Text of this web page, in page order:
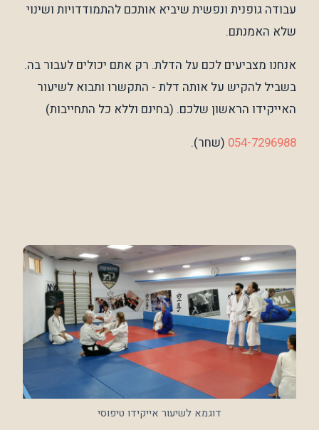
עבודה גופנית ונפשית שיביא אותכם להתמודדויות ושינוי
שלא האמנתם.
אנחנו מצביעים לכם על הדלת. רק אתם יכולים לעבור בה.
בשביל להקיש על אותה דלת - התקשרו ותבוא לשיעור
האייקידו הראשון שלכם. (בחינם וללא כל התחייבות)
054-7296988 (שחר).
דוגמא לשיעור אייקידו טיפוסי